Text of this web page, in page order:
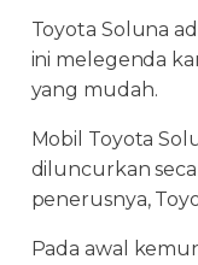
Toyota Soluna
ini melegenda
yang mudah.
Mobil Toyota
diluncurkan
penerusnya,
Pada awal